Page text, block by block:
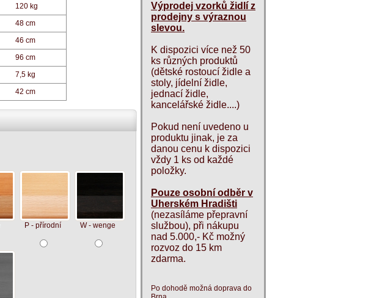
120 kg
48 cm
46 cm
96 cm
7,5 kg
42 cm
P - přírodní W - wenge
Výprodej vzorků židlí z
prodejny s výraznou
slevou.
K dispozici více než 50
ks různých produktů
(dětské rostoucí židle a
stoly, jídelní židle,
jednací židle,
kancelářské židle....)
Pokud není uvedeno u
produktu jinak, je za
danou cenu k dispozici
vždy 1 ks od každé
položky.
Pouze osobní odběr v
Uherském Hradišti
(nezasíláme přepravní
službou), při nákupu
nad 5.000,- Kč možný
rozvoz do 15 km
zdarma.
Po dohodě možná doprava do